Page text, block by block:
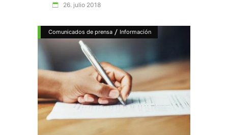
26. julio 2018
Comunicados de prensa / Información